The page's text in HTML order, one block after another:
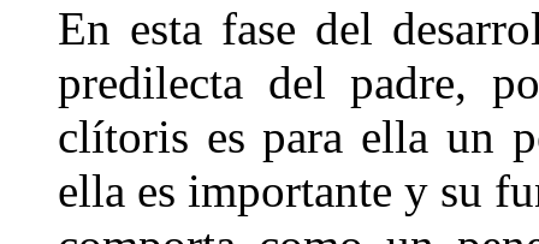
En esta fase del
predilecta del padre,
clítoris es para ella un
ella es importante y su